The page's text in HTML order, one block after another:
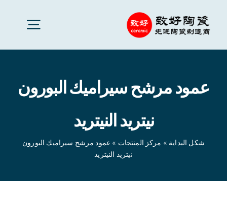
خدمات
تطبيقات السيراميك
عمود مرشح سيراميك البورون
نيتريد النيتريد
شكل البداية » مركز المنتجات » عمود مرشح سيراميك البورون
نيتريد النيتريد